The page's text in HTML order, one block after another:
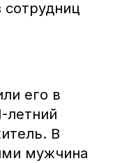
сотрудниц
его в
летний
В
мужчина